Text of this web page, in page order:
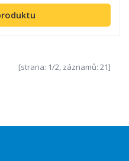
[strana: 1/2, záznamů: 21]